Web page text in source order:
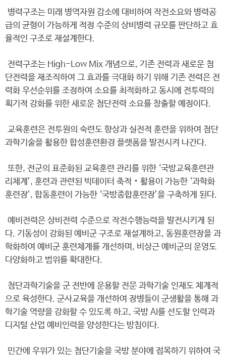
병력구조는 미래 병역자원 감소에 대비하여 작전소요와 병력공
급의 균형이 가능하게 적정 수준의 상비병력 규모를 판단하고 효
율적인 구조로 재설계한다.
전력구조는 High-Low Mix 개념으로, 기존 전력과 새로운 첨
단전력을 재조직하여 그 효과를 극대화 하기 위해 기존 전력은 전
력화 우선순위를 조정하여 소요를 최적화하고 동시에 전투력의
획기적 강화를 위한 새로운 첨단전력 소요를 창출할 예정이다.
교육훈련은 전투원의 숙련도 향상과 실전적 훈련을 위하여 첨단
과학기술을 활용한 합성훈련환경 플랫폼을 발전시켜 나간다.
또한, 전군의 표준화된 교육훈련 관리를 위한 ‘국방교육훈련관
리체계’, 훈련과 관련된 빅데이터 축적‧활용이 가능한 ‘과학화
훈련장’, 합동훈련이 가능한 ‘국방종합훈련장’을 구축하게 된다.
예비전력은 상비전력 수준으로 작전수행능력을 발전시키게 된
다. 기동성이 강화된 예비군 구조로 재설계하고, 동원훈련장을 과
학화하여 예비군 훈련체계를 개선하며, 비상근 예비군의 운영도
다양화하고 범위를 확대한다.
첨단과학기술을 군 전반에 운용할 전문 과학기술 인재도 체계적
으로 육성한다. 군사교육을 개선하여 장병들이 군생활을 통해 과
학기술 역량을 강화할 수 있도록 하고, 국방 AI를 선도할 인력과
디지털 산업 예비인력을 양성한다는 방침이다.
민간에 우위가 있는 첨단기술을 국방 분야에 접목하기 위하여 국